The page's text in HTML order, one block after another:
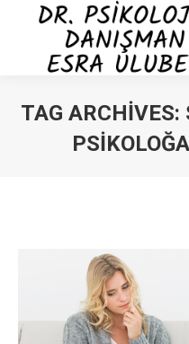
TAG ARCHIVES: